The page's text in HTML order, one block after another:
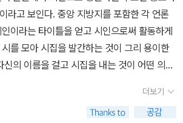
응어리진 아픔은 나중에는 후회로 남게 되고
한순님의 시는 나에게 어렵게 다가왔다..어쩌
험을 나 자신은 가지고 있지 않은 경험이어
서 더 어렵게 느껴졌으며 이해하는데 시간이
차례 삼키더니 고단한 발만 토해낸다<중심을
. 우리네 모습이 이렇다. 그 고단함 뒤에 남는
은 부은 발뿐. 때론 감기에 걸리기도 하고,
한다. 때론 아들도 남편도 나른한 오후의 낮
삶은 밤을 소리 없이 파먹고”<해독되지 않는
움이 가득하기도 하다. 어차피 삶의 한 단면
만, 시인의 시는 이러한 삶의 고단함, 세월의
라고 보인다. 중앙 지방지를 포함한 각 언론
이라는 타이틀을 얻고 시인으로써 활동하게
를 모아 시집을 발간하는 것이 그리 용이한
신의 이름을 걸고 시집을 내는 것이 어떤 의미
고르기를 한 시인들의 시집이 조금은 큰 무게
에 있다. '슬픈 음악과 한 방울의 눈물이용서
더보기